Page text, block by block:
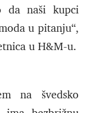
da naši kupci
u pitanju“,
u H&M-u.
na švedsko